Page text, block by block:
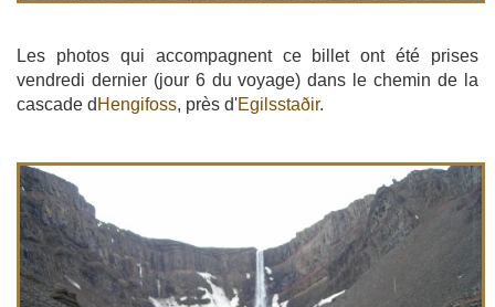
Les photos qui accompagnent ce billet ont été prises
vendredi dernier (jour 6 du voyage) dans le chemin de la
cascade d Hengifoss, près d'Egilsstaðir.